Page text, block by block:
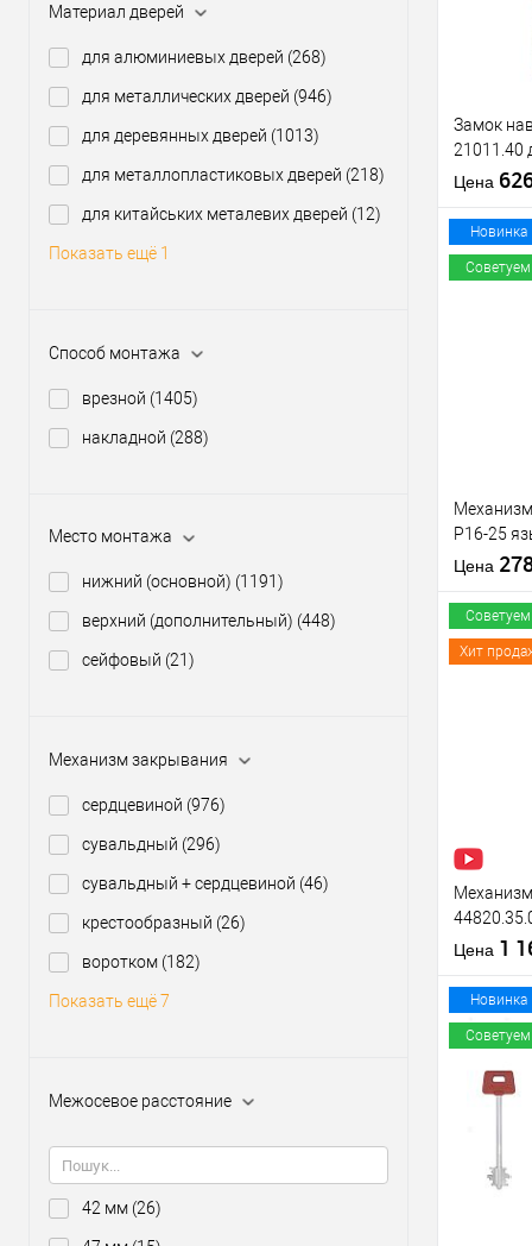
Материал дверей
для алюминиевых дверей (268)
для металлических дверей (946)
для деревянных дверей (1013)
для металлопластиковых дверей (218)
для китайських металевих дверей (12)
Показать ещё 1
Способ монтажа
врезной (1405)
накладной (288)
Место монтажа
нижний (основной) (1191)
верхний (дополнительный) (448)
сейфовый (21)
Механизм закрывания
сердцевиной (976)
сувальдный (296)
сувальдный + сердцевиной (46)
крестообразный (26)
воротком (182)
Показать ещё 7
Межосевое расстояние
42 мм (26)
Материал
Страна
Замок
21011.40
мм, 2
Цена
В
Тип товара
Тип ключа
Страна
Новинка
Советуем
P16-25
матовый
Цена
В
Тип товара
Материал
Страна
Межосевое
расстояние
Советуем
Хит
Механизм
Цена 1
В
Новинка
Советуем